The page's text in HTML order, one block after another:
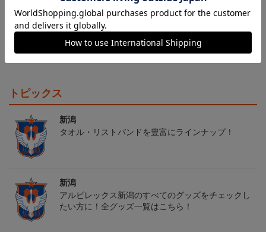
アルビレックス新潟 ピ
26傘型サンシェード
アルビレックス新潟 ピ
トピックス
新潟
タオル・リストバンドを豊富にラインナップ！
新潟
アルビレックス新潟のすべてのグッズをチェックし
たい方に！全グッズ一覧はこちら！